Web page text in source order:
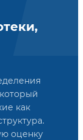
как
оценку